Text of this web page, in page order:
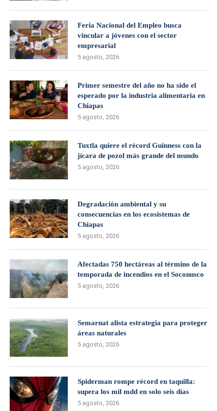
Feria Nacional del Empleo busca
vincular a jóvenes con el sector
empresarial
5 agosto, 2026
Primer semestre del año no ha sido el
esperado por la industria alimentaria en
Chiapas
5 agosto, 2026
Tuxtla quiere el récord Guinness con la
jícara de pozol más grande del mundo
5 agosto, 2026
Degradación ambiental y su
consecuencias en los ecosistemas de
Chiapas
5 agosto, 2026
Afectadas 750 hectáreas al término de la
temporada de incendios en el Soconusco
5 agosto, 2026
Semarnat alista estrategia para proteger
áreas naturales
5 agosto, 2026
Spiderman rompe récord en taquilla:
supera los mil mdd en solo seis días
5 agosto, 2026